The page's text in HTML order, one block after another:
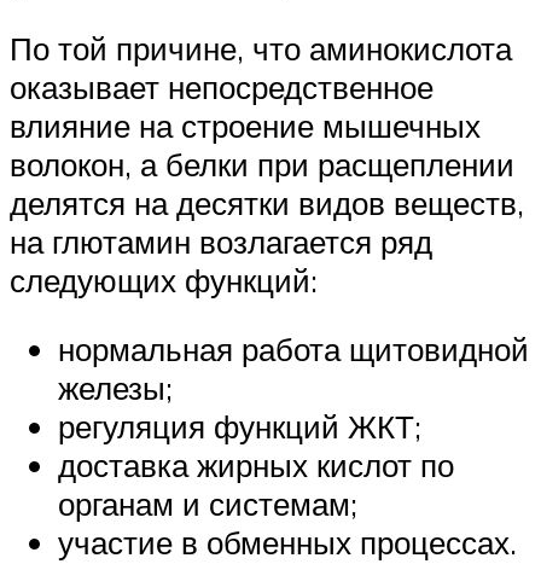
По той причине, что аминокислота
оказывает непосредственное
влияние на строение мышечных
волокон, а белки при расщеплении
делятся на десятки видов веществ,
на глютамин возлагается ряд
следующих функций:
нормальная работа щитовидной
железы;
регуляция функций ЖКТ;
доставка жирных кислот по
органам и системам;
участие в обменных процессах.